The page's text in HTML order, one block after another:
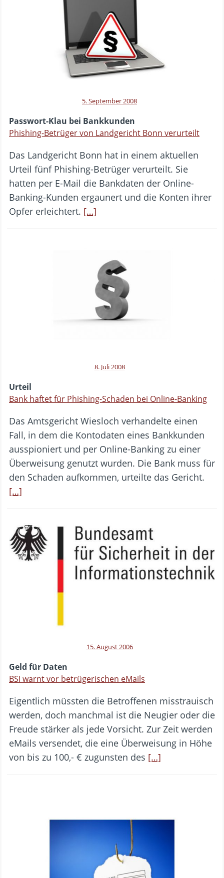
5. September 2008
Passwort-Klau bei Bankkunden
Phishing-Betrüger von Landgericht Bonn verurteilt
Das Landgericht Bonn hat in einem aktuellen
Urteil fünf Phishing-Betrüger verurteilt. Sie
hatten per E-Mail die Bankdaten der Online-
Banking-Kunden ergaunert und die Konten ihrer
Opfer erleichtert. […]
8. Juli 2008
Urteil
Bank haftet für Phishing-Schaden bei Online-Banking
Das Amtsgericht Wiesloch verhandelte einen
Fall, in dem die Kontodaten eines Bankkunden
ausspioniert und per Online-Banking zu einer
Überweisung genutzt wurden. Die Bank muss für
den Schaden aufkommen, urteilte das Gericht.
[…]
15. August 2006
Geld für Daten
BSI warnt vor betrügerischen eMails
Eigentlich müssten die Betroffenen misstrauisch
werden, doch manchmal ist die Neugier oder die
Freude stärker als jede Vorsicht. Zur Zeit werden
eMails versendet, die eine Überweisung in Höhe
von bis zu 100,- € zugunsten des […]